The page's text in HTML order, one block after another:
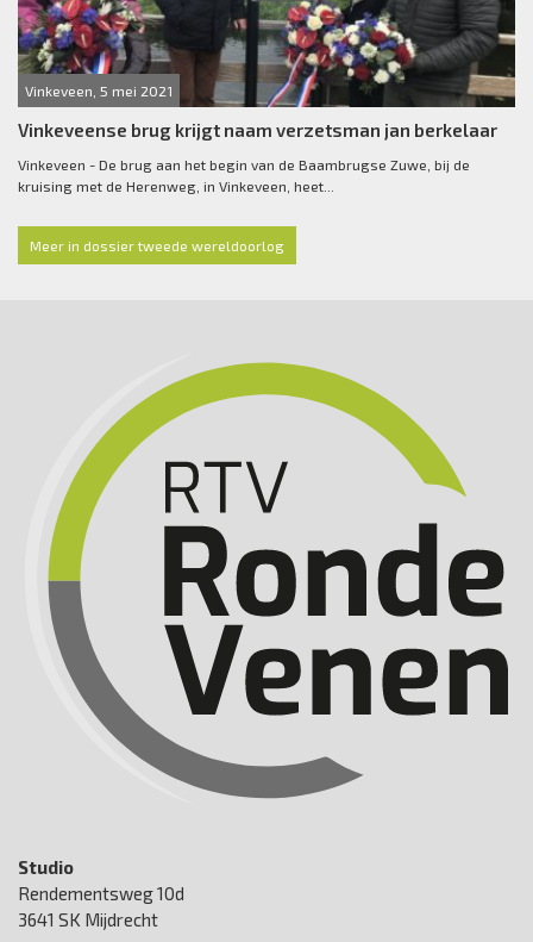
Vinkeveen, 5 mei 2021
Vinkeveense brug krijgt naam verzetsman jan berkelaar
Vinkeveen - De brug aan het begin van de Baambrugse Zuwe, bij de
kruising met de Herenweg, in Vinkeveen, heet...
Meer in dossier tweede wereldoorlog
Studio
Rendementsweg 10d
3641 SK Mijdrecht